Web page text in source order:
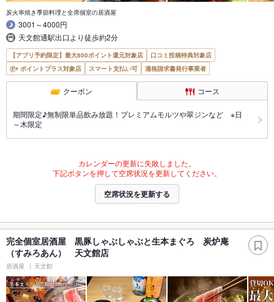
炭火串焼き季節料理と全席個室の居酒屋
3001～4000円
天文館通駅出口より徒歩約2分
【アプリ予約限定】最大800ポイント還元対象店
口コミ投稿特典対象店
ポイントプラス対象店
スマート支払い可 適格請求書発行事業者
クーポン コース
期間限定♪無制限単品飲み放題！プレミアムモルツや翠ジンなど ※日
～木限定
カレンダーの更新に失敗しました。
下記ボタンを押して空席状況を更新してください。
空席状況を更新する
完全個室居酒屋 黒豚しゃぶしゃぶと生本まぐろ 炭炉庵
（すみろあん） 天文館店
居酒屋 天文館